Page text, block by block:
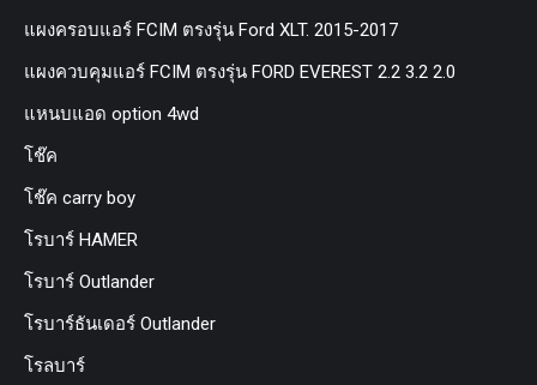
แผงครอบแอร์ FCIM ตรงรุ่น Ford XLT. 2015-2017
แผงควบคุมแอร์ FCIM ตรงรุ่น FORD EVEREST 2.2 3.2 2.0
แหนบแอด option 4wd
โช๊ค
โช๊ค carry boy
โรบาร์ HAMER
โรบาร์ Outlander
โรบาร์ธันเดอร์ Outlander
โรลบาร์